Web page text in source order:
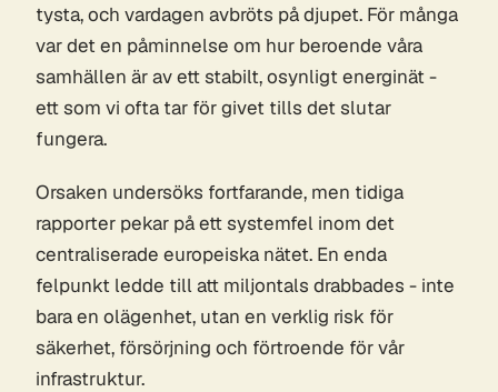
tysta, och vardagen avbröts på djupet. För många
var det en påminnelse om hur beroende våra
samhällen är av ett stabilt, osynligt energinät -
ett som vi ofta tar för givet tills det slutar
fungera.
Orsaken undersöks fortfarande, men tidiga
rapporter pekar på ett systemfel inom det
centraliserade europeiska nätet. En enda
felpunkt ledde till att miljontals drabbades - inte
bara en olägenhet, utan en verklig risk för
säkerhet, försörjning och förtroende för vår
infrastruktur.